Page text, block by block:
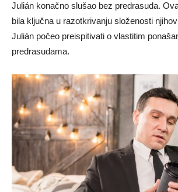
Julián konačno slušao bez predrasuda.
bila ključna u razotkrivanju složenosti
Julián počeo preispitivati o vlastitim
predrasudama.